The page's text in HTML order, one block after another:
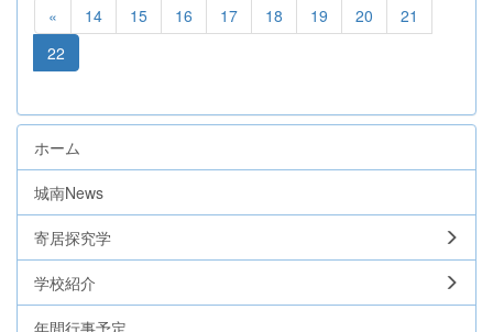
« 14 15 16 17 18 19 20
21
22
ホーム
城南News
寄居探究学
学校紹介
年間行事予定